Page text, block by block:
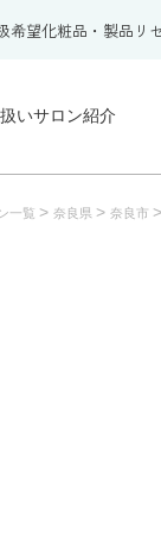
希望化粧品・製品 リ
一覧 > 奈良県 > 奈良市